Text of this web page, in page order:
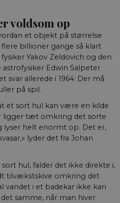
voldsom op
et objekt på størrelse
billioner gange så klart
Yakov Zeldovich og den
Edwin Salpeter
allerede i 1964: Der må
på spil.
et sort hul kan være en kilde
ligger tæt omkring det sorte
lyser helt enormt op. Det er,
lyder det fra Johan
hul, falder det ikke direkte i,
tilvækstskive omkring det
vandet i et badekar ikke kan
samme, når man hiver